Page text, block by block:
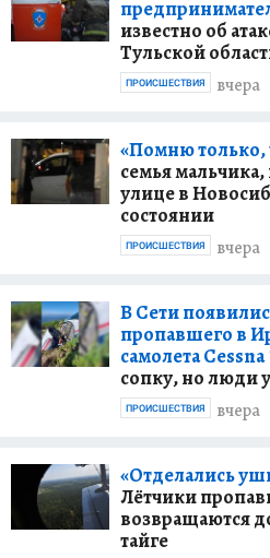
известно об
Тульской
вчера
ПРОИСШЕСТВИЯ
«Помню только,
семья
улице в
состоянии
вчера
ПРОИСШЕСТВИЯ
В Сети
пропавшего в
самолета Cessna
сопку, но люди
вчера
ПРОИСШЕСТВИЯ
«Отделались
Лётчики
возвращаются
тайге